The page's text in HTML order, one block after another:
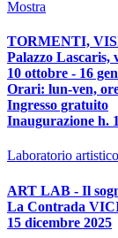
Mostra
TORMENTI,
Palazzo
10 ottobre - 16
Orari: lun-ven,
Ingresso gratuito
Inaugurazione h.
Laboratorio
ART LAB - Il
La Contrada
15 dicembre 2025